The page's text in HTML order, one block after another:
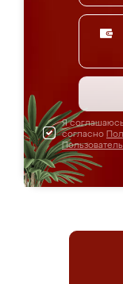
Я
согласно